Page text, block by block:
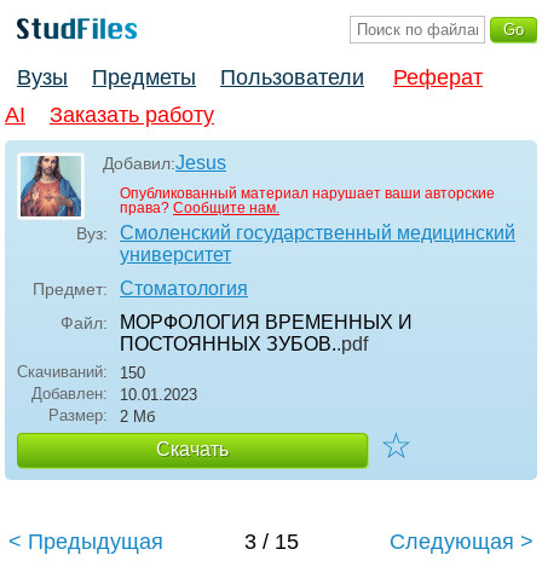
Вузы Предметы Пользователи
Реферат
AI
Заказать работу
Добавил:Jesus
Опубликованный материал нарушает ваши авторские
права? Сообщите нам.
Вуз:
Смоленский государственный медицинский
университет
Предмет: Стоматология
Файл:
МОРФОЛОГИЯ ВРЕМЕННЫХ И
ПОСТОЯННЫХ ЗУБОВ..pdf
Скачиваний:
150
Добавлен:
10.01.2023
Размер:
2 Мб
Скачать ☆
< Предыдущая 3 / 15 Следующая >